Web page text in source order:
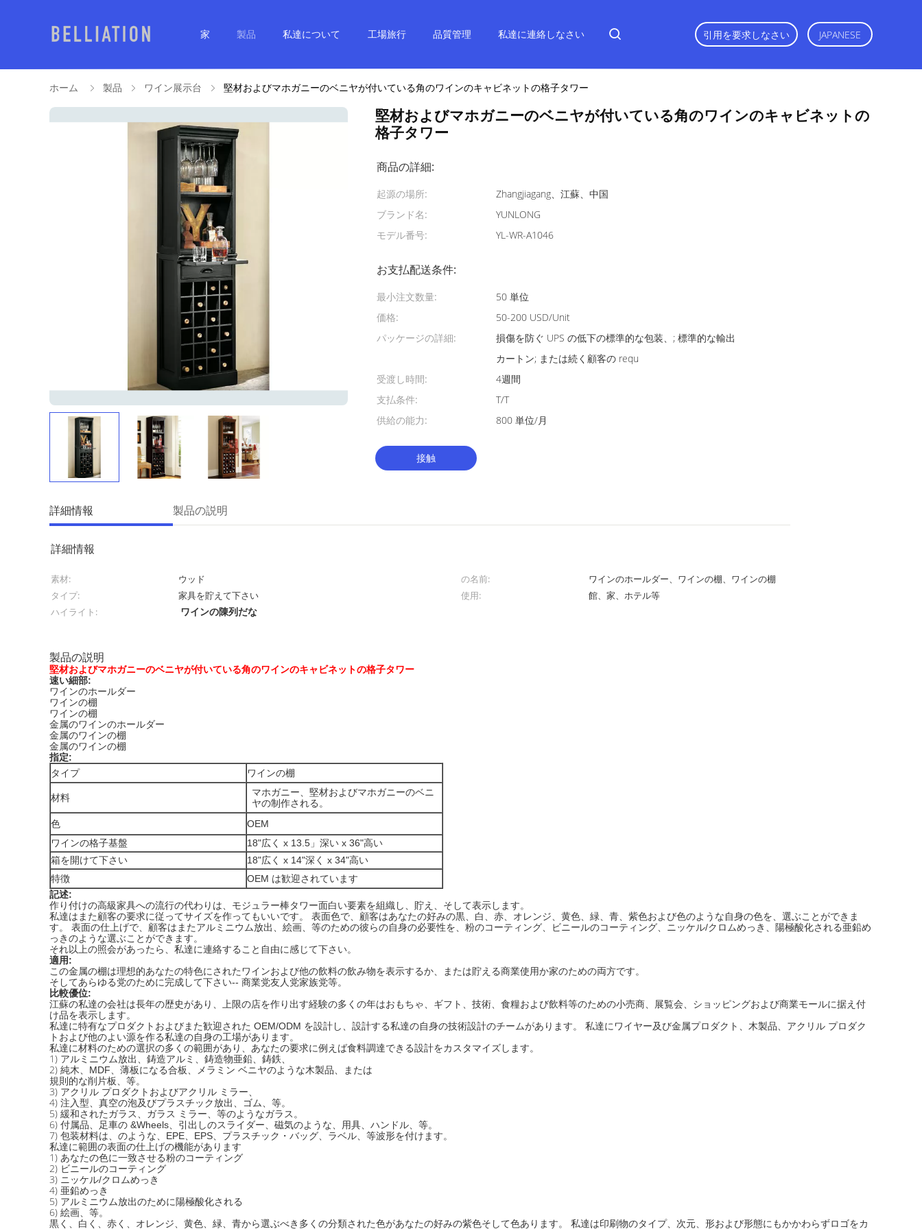
家 製品 私達について 工場旅行 品質管理 私達に連絡しなさい 引用を要求しなさい JAPANESE
ホーム 製品 ワイン展示台 堅材およびマホガニーのベニヤが付いている角のワインのキャビネットの格子タワー
堅材およびマホガニーのベニヤが付いている角のワインのキャビネットの
格子タワー
商品の詳細:
起源の場所:
Zhangjiagang、江蘇、中国
ブランド名:
YUNLONG
モデル番号:
YL-WR-A1046
お支払配送条件:
最小注文数量:
50 単位
価格:
50-200 USD/Unit
パッケージの詳細:
損傷を防ぐ UPS の低下の標準的な包装、; 標準的な輸出
カートン; または続く顧客の requ
受渡し時間:
4週間
支払条件:
T/T
供給の能力:
800 単位/月
接触
詳細情報 製品の説明
詳細情報
素材: ウッド の名前:
ワインのホールダー、ワインの棚、ワインの棚
タイプ:
家具を貯えて下さい 使用:
館、家、ホテル等
ハイライト:
ワインの陳列だな
製品の説明
堅材およびマホガニーのベニヤが付いている角のワインのキャビネットの格子タワー
速い細部:
ワインのホールダー
ワインの棚
ワインの棚
金属のワインのホールダー
金属のワインの棚
金属のワインの棚
指定:
タイプ
ワインの棚
材料 マホガニー、堅材およびマホガニーのベニ
ヤの制作される。
色
OEM
ワインの格子基盤
18"広く x 13.5」深い x 36"高い
箱を開けて下さい
18"広く x 14"深く x 34"高い
特徴
OEM は歓迎されています
記述:
作り付けの高級家具への流行の代わりは、モジュラー棒タワー面白い要素を組織し、貯え、そして表示します。
私達はまた顧客の要求に従ってサイズを作ってもいいです。 表面色で、顧客はあなたの好みの黒、白、赤、オレンジ、黄色、緑、青、紫色および色のような自身の色を、選ぶことができま
す。 表面の仕上げで、顧客はまたアルミニウム放出、絵画、等のための彼らの自身の必要性を、粉のコーティング、ビニールのコーティング、ニッケル/クロムめっき、陽極酸化される亜鉛め
っきのような選ぶことができます。
それ以上の照会があったら、私達に連絡すること自由に感じて下さい。
適用:
この金属の棚は理想的あなたの特色にされたワインおよび他の飲料の飲み物を表示するか、または貯える商業使用か家のための両方です。
そしてあらゆる党のために完成して下さい-- 商業党友人党家族党等。
比較優位:
江蘇の私達の会社は長年の歴史があり、上限の店を作り出す経験の多くの年はおもちゃ、ギフト、技術、食糧および飲料等のための小売商、展覧会、ショッピングおよび商業モールに据え付
け品を表示します。
私達に特有なプロダクトおよびまた歓迎された OEM/ODM を設計し、設計する私達の自身の技術設計のチームがあります。 私達にワイヤー及び金属プロダクト、木製品、アクリル プロダク
トおよび他のよい源を作る私達の自身の工場があります。
私達に材料のための選択の多くの範囲があり、あなたの要求に例えば食料調達できる設計をカスタマイズします。
1) アルミニウム放出、鋳造アルミ、鋳造物亜鉛、鋳鉄、
2) 純木、MDF、薄板になる合板、メラミン ベニヤのような木製品、または
規則的な削片板、等。
3) アクリル プロダクトおよびアクリル ミラー、
4) 注入型、真空の泡及びプラスチック放出、ゴム、等。
5) 緩和されたガラス、ガラス ミラー、等のようなガラス。
6) 付属品、足車の &Wheels、引出しのスライダー、磁気のような、用具、ハンドル、等。
7) 包装材料は、のような、EPE、EPS、プラスチック・バッグ、ラベル、等波形を付けます。
私達に範囲の表面の仕上げの機能があります
1) あなたの色に一致させる粉のコーティング
2) ビニールのコーティング
3) ニッケル/クロムめっき
4) 亜鉛めっき
5) アルミニウム放出のために陽極酸化される
6) 絵画、等。
黒く、白く、赤く、オレンジ、黄色、緑、青から選ぶべき多くの分類された色があなたの好みの紫色そして色あります。 私達は印刷物のタイプ、次元、形および形態にもかかわらずロゴをカ